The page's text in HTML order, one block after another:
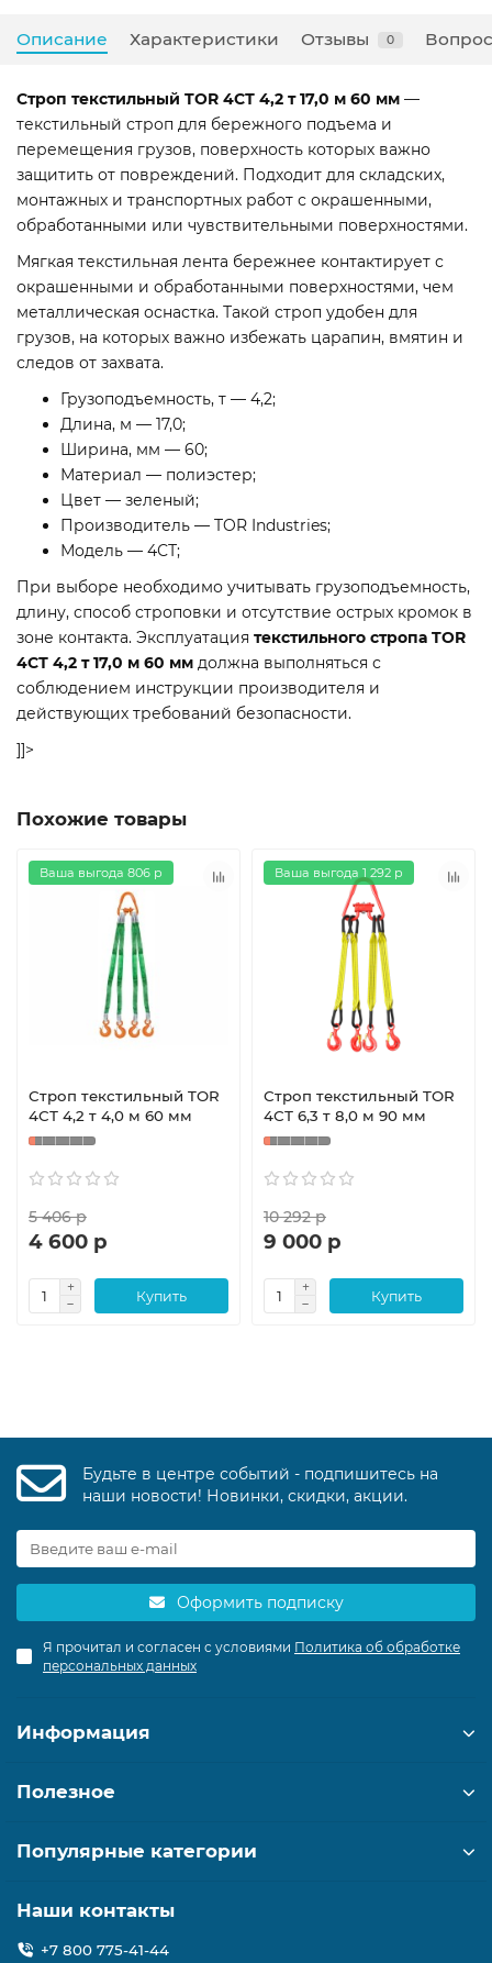
Описание Характеристики Отзывы 0
Строп текстильный TOR 4СТ 4,2 т 17,0 м 60 мм —
текстильный строп для бережного подъема и
перемещения грузов, поверхность которых важно
защитить от повреждений. Подходит для складских,
монтажных и транспортных работ с окрашенными,
обработанными или чувствительными поверхностями.
Мягкая текстильная лента бережнее контактирует с
окрашенными и обработанными поверхностями, чем
металлическая оснастка. Такой строп удобен для
грузов, на которых важно избежать царапин, вмятин и
следов от захвата.
Грузоподъемность, т — 4,2;
Длина, м — 17,0;
Ширина, мм — 60;
Материал — полиэстер;
Цвет — зеленый;
Производитель — TOR Industries;
Модель — 4СТ;
При выборе необходимо учитывать грузоподъемность,
длину, способ строповки и отсутствие острых кромок в
зоне контакта. Эксплуатация текстильного стропа TOR
4СТ 4,2 т 17,0 м 60 мм должна выполняться с
соблюдением инструкции производителя и
действующих требований безопасности.
]]>
Похожие товары
Ваша выгода 806 р
Строп текстильный TOR
4СТ 4,2 т 4,0 м 60 мм
5 406 р
4 600 р
Купить
Ваша выгода 1 292 р
Строп текстильный TOR
4СТ 6,3 т 8,0 м 90 мм
10 292 р
9 000 р
Купить
Будьте в центре событий - подпишитесь на
наши новости! Новинки, скидки, акции.
Оформить подписку
Я прочитал и согласен с условиями Политика об обработке
персональных данных
Информация
Полезное
Популярные категории
Наши контакты
+7 800 775-41-44